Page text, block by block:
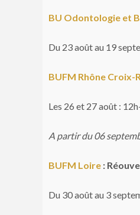
BU Odontologie et
Du 23 août au 19
BUFM Rhône Croix-
Les 26 et 27 août :
A partir du 06
BUFM Loire :
Du 30 août au 3